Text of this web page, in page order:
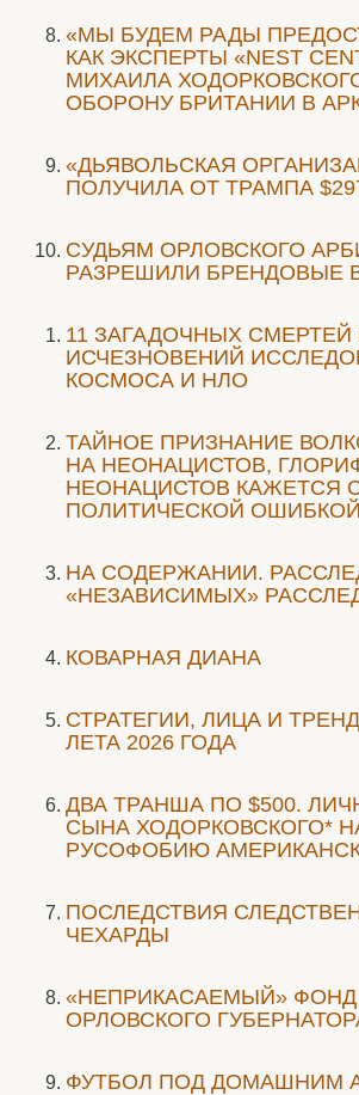
«МЫ БУДЕМ РАДЫ
КАК ЭКСПЕРТЫ «NEST
МИХАИЛА
ОБОРОНУ БРИТАНИИ В
«ДЬЯВОЛЬСКАЯ
ПОЛУЧИЛА ОТ ТРАМПА
CУДЬЯМ ОРЛОВСКОГО
РАЗРЕШИЛИ БРЕНДОВЫЕ
11 ЗАГАДОЧНЫХ СМЕРТЕЙ
ИСЧЕЗНОВЕНИЙ
КОСМОСА И НЛО
ТАЙНОЕ ПРИЗНАНИЕ
НА НЕОНАЦИСТОВ,
НЕОНАЦИСТОВ КАЖЕТСЯ
ПОЛИТИЧЕСКОЙ
НА СОДЕРЖАНИИ.
«НЕЗАВИСИМЫХ»
КОВАРНАЯ ДИАНА
СТРАТЕГИИ, ЛИЦА И
ЛЕТА 2026 ГОДА
ДВА ТРАНША ПО $500.
СЫНА ХОДОРКОВСКОГО*
РУСОФОБИЮ
ПОСЛЕДСТВИЯ
ЧЕХАРДЫ
«НЕПРИКАСАЕМЫЙ» ФОНД
ОРЛОВСКОГО
ФУТБОЛ ПОД ДОМАШНИМ